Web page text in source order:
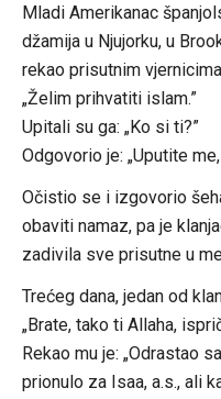
Mladi Amerikanac
džamija u Njujorku, u
rekao prisutnim
„Želim prihvatiti islam.”
Upitali su ga: „Ko si ti?”
Odgovorio je: „Uputite
Očistio se i izgovorio
obaviti namaz, pa je
zadivila sve prisutne u
Trećeg dana, jedan od
„Brate, tako ti Allaha,
Rekao mu je: „Odrastao
prionulo za Isaa, a.s., ali